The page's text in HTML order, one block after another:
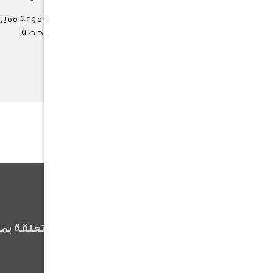
اختر هدية مناسبتك الآن بين مجموعة
وتُضفي لمسة خاصة على كل لحظة.
كن أول من يعلم عن آخر الأخبار المتعلقة